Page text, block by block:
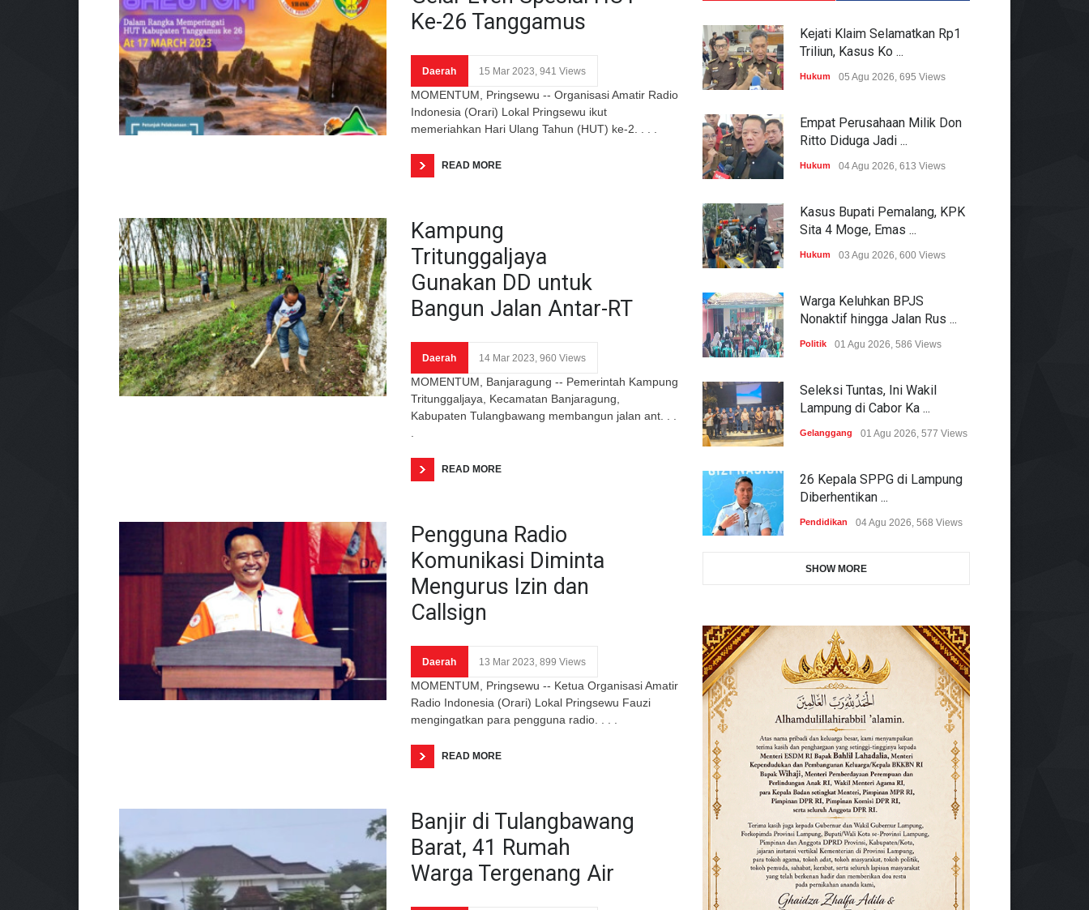
Ke-26 Tanggamus
Daerah 15 Mar 2023, 941 Views
MOMENTUM, Pringsewu -- Organisasi Amatir Radio
Indonesia (Orari) Lokal Pringsewu ikut
memeriahkan Hari Ulang Tahun (HUT) ke-2. . . .
READ MORE
Kampung
Tritunggaljaya
Gunakan DD untuk
Bangun Jalan Antar-RT
Daerah 14 Mar 2023, 960 Views
MOMENTUM, Banjaragung -- Pemerintah Kampung
Tritunggaljaya, Kecamatan Banjaragung,
Kabupaten Tulangbawang membangun jalan ant. . .
READ MORE
Pengguna Radio
Komunikasi Diminta
Mengurus Izin dan
Callsign
Daerah 13 Mar 2023, 899 Views
MOMENTUM, Pringsewu -- Ketua Organisasi Amatir
Radio Indonesia (Orari) Lokal Pringsewu Fauzi
mengingatkan para pengguna radio. . . .
READ MORE
Banjir di Tulangbawang
Barat, 41 Rumah
Warga Tergenang Air
Kejati Klaim Selamatkan Rp1
Triliun, Kasus Ko ...
Hukum 05 Agu 2026, 695 Views
Empat Perusahaan Milik Don
Ritto Diduga Jadi ...
Hukum 04 Agu 2026, 613 Views
Kasus Bupati Pemalang, KPK
Sita 4 Moge, Emas ...
Hukum 03 Agu 2026, 600 Views
Warga Keluhkan BPJS
Nonaktif hingga Jalan Rus ...
Politik 01 Agu 2026, 586 Views
Seleksi Tuntas, Ini Wakil
Lampung di Cabor Ka ...
Gelanggang 01 Agu 2026, 577 Views
26 Kepala SPPG di Lampung
Diberhentikan ...
Pendidikan 04 Agu 2026, 568 Views
SHOW MORE